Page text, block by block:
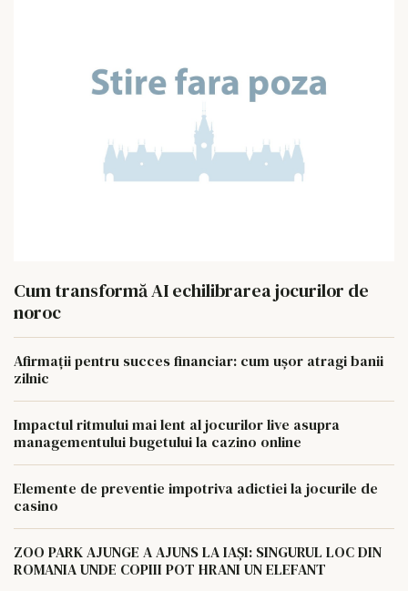
Cum transformă AI echilibrarea jocurilor de
noroc
Afirmații pentru succes financiar: cum ușor atragi banii
zilnic
Impactul ritmului mai lent al jocurilor live asupra
managementului bugetului la cazino online
Elemente de preventie impotriva adictiei la jocurile de
casino
ZOO PARK AJUNGE A AJUNS LA IAȘI: SINGURUL LOC DIN
ROMANIA UNDE COPIII POT HRANI UN ELEFANT